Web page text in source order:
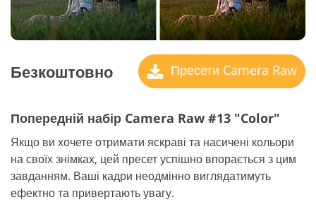
Безкоштовно Пресети Camera Raw
Попередній набір Camera Raw #13 "Color"
Якщо ви хочете отримати яскраві та насичені кольори
на своїх знімках, цей пресет успішно впорається з цим
завданням. Ваші кадри неодмінно виглядатимуть
ефектно та привертають увагу.